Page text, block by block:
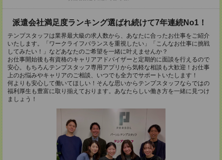
派遣会社満足度ランキング選ばれ続けて7年連続No1！
テンプスタッフは業界最大級の求人数から、あなたに合ったお仕事をご紹介
いたします。「ワークライフバランスを重視したい」「こんなお仕事に挑戦
してみたい！」などあなたのご希望を一緒に叶えませんか？
お仕事開始後も有資格のキャリアアドバイザーと定期的に面談を行えるので
安心。もちろんテンプスタッフ専用アプリから気軽な相談も大歓迎！お仕事
上のお悩みやキャリアのご相談、いつでも全力でサポートいたします！
何よりも安心して働いてほしい！そんな思いからテンプスタッフならではの
福利厚生も豊富に取り揃えております。あなたらしい働き方を一緒に見つけ
ましょう！